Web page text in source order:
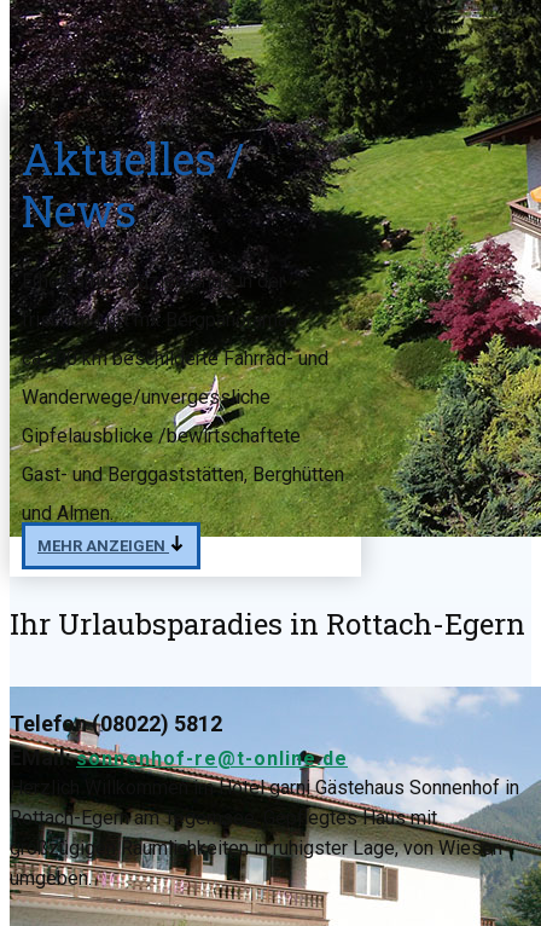
Aktuelles /
News
Erholsame Spaziergänge in der
frischen Luft mit Bergpanorama /
ca.300 km beschilderte Fahrrad- und
Wanderwege/unvergessliche
Gipfelausblicke /bewirtschaftete
Gast- und Berggaststätten, Berghütten
und Almen.
MEHR ANZEIGEN
Telefon (08022) 5812
EMail:sonnenhof-re@t-online.de
Ihr Urlaubsparadies in Rottach-Egern
Herzlich Willkommen im Hotel garni Gästehaus Sonnenhof in
Rottach-Egern am Tegernsee. Gepflegtes Haus mit
großzügigen Räumlichkeiten in ruhigster Lage, von Wiesen
umgeben.